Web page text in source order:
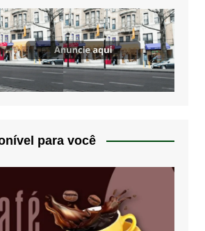
para você